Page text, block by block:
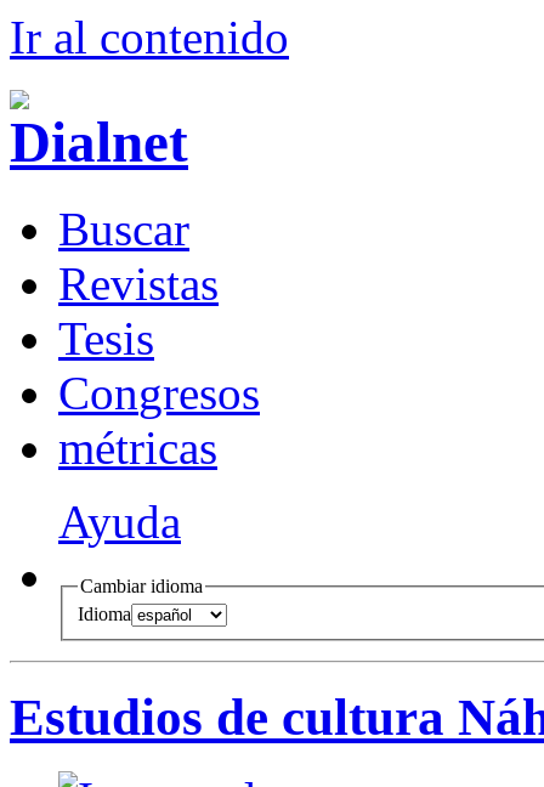
Ir al contenido
Buscar
Revistas
Tesis
Congresos
métricas
Ayuda
Cambiar idioma
Idioma
Estudios de cultura